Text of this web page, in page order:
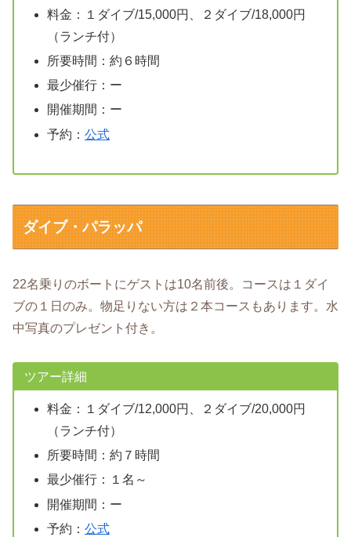
料金：１ダイブ/15,000円、２ダイブ/18,000円
（ランチ付）
所要時間：約６時間
最少催行：ー
開催期間：ー
予約： 公式
ダイブ・パラッパ
22名乗りのボートにゲストは10名前後。コースは１ダイ
ブの１日のみ。物足りない方は２本コースもあります。水
中写真のプレゼント付き。
ツアー詳細
料金：１ダイブ/12,000円、２ダイブ/20,000円
（ランチ付）
所要時間：約７時間
最少催行：１名～
開催期間：ー
予約： 公式